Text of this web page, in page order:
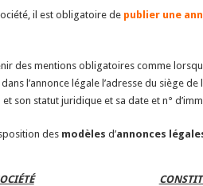
il est obligatoire de publier une
des mentions obligatoires comme
l’annonce légale l’adresse du siège de
son statut juridique et sa date et n°
des modèles d’annonces